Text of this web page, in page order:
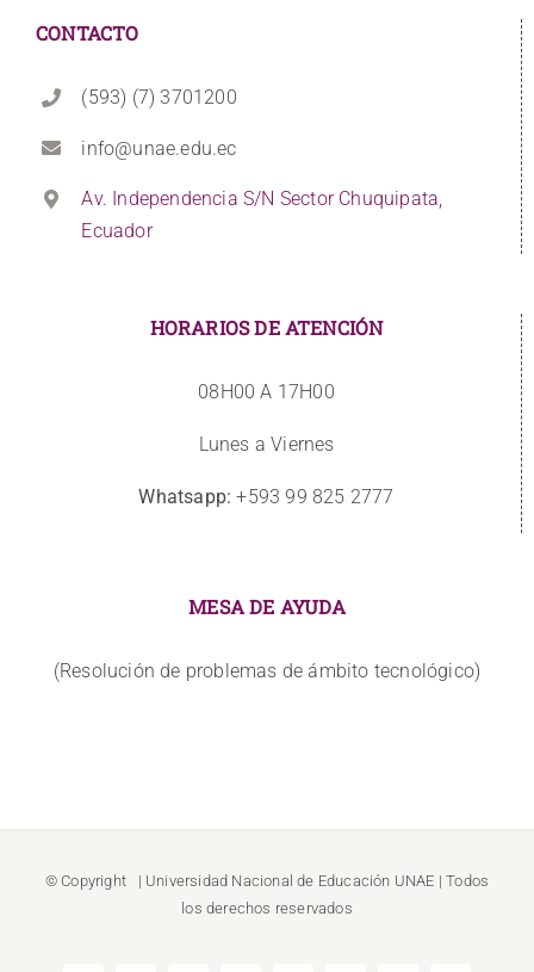
CONTACTO
(593) (7) 3701200
info@unae.edu.ec
Av. Independencia S/N Sector Chuquipata,
Ecuador
HORARIOS DE ATENCIÓN
08H00 A 17H00
Lunes a Viernes
Whatsapp: +593 99 825 2777
MESA DE AYUDA
(Resolución de problemas de ámbito tecnológico)
© Copyright | Universidad Nacional de Educación UNAE | Todos
los derechos reservados